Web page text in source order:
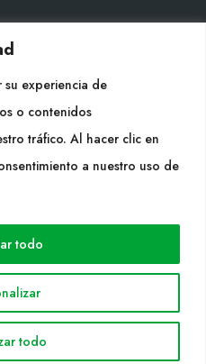
su experiencia de
o contenidos
tráfico. Al hacer clic en
a nuestro uso de
todo
todo